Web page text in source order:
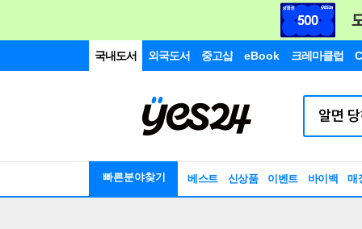
국내도서 외국도서 중고샵 eBook 크레마클럽
빠른분야찾기 베스트 신상품 이벤트 바이백 매